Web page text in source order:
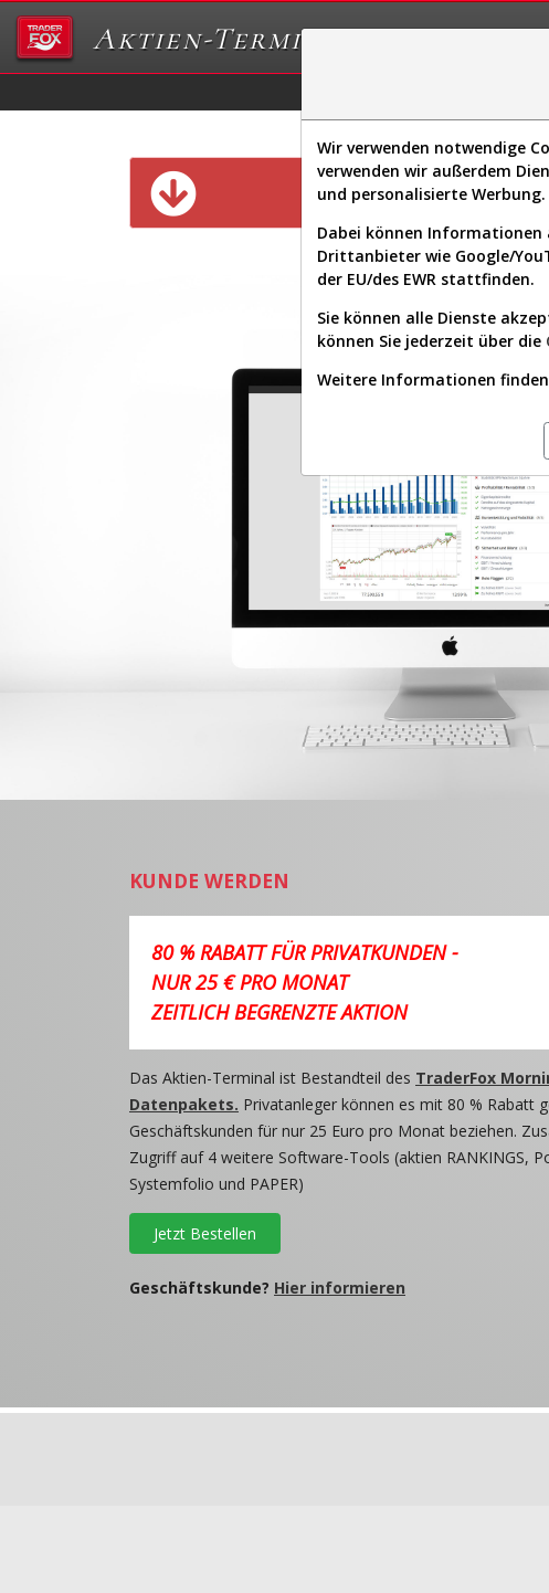
Aktien-Terminal
Diese
KUNDE WERDEN
80 % RABATT FÜR PRIVATKUNDEN -
NUR 25 € PRO MONAT
ZEITLICH BEGRENZTE AKTION
Das Aktien-Terminal ist Bestandteil des TraderFox
Datenpakets. Privatanleger können es mit 80 % Rabatt
Geschäftskunden für nur 25 Euro pro Monat beziehen.
Zugriff auf 4 weitere Software-Tools (aktien RANKINGS,
Systemfolio und PAPER)
Jetzt Bestellen
Geschäftskunde? Hier informieren
Wir verwenden notwendige
verwenden wir außerdem
und personalisierte Werbung.
Dabei können Informationen
Drittanbieter wie Google/
der EU/des EWR stattfinden.
Sie können alle Dienste
können Sie jederzeit über die
Weitere Informationen